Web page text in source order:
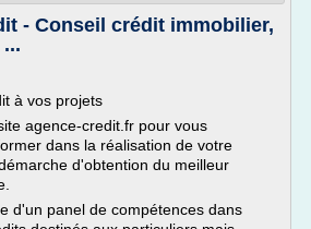
- Conseil crédit immobilier,
à vos projets
agence-credit.fr pour vous
dans la réalisation de votre
d'obtention du meilleur
d'un panel de compétences dans